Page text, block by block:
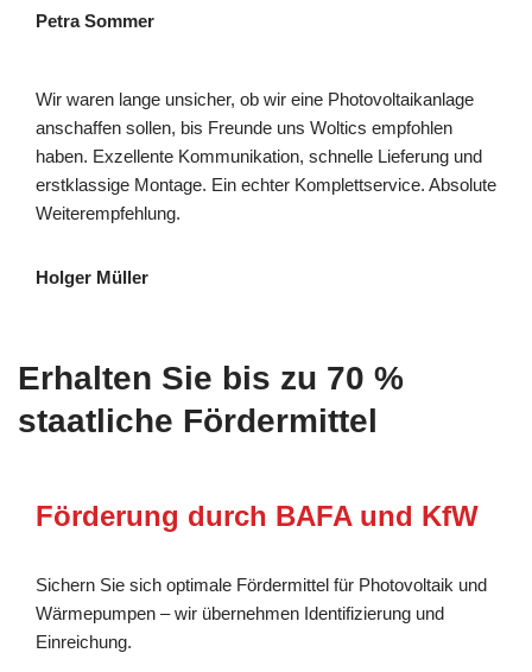
Petra Sommer
Wir waren lange unsicher, ob wir eine Photovoltaikanlage
anschaffen sollen, bis Freunde uns Woltics empfohlen
haben. Exzellente Kommunikation, schnelle Lieferung und
erstklassige Montage. Ein echter Komplettservice. Absolute
Weiterempfehlung.
Holger Müller
Erhalten Sie bis zu 70 %
staatliche Fördermittel
Förderung durch BAFA und KfW
Sichern Sie sich optimale Fördermittel für Photovoltaik und
Wärmepumpen – wir übernehmen Identifizierung und
Einreichung.